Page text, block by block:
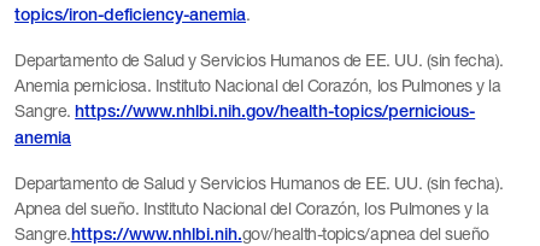
topics/iron-deficiency-anemia.
Departamento de Salud y Servicios Humanos de EE. UU. (sin fecha).
Anemia perniciosa. Instituto Nacional del Corazón, los Pulmones y la
Sangre.https://www.nhlbi.nih.gov/health-topics/pernicious-
anemia
Departamento de Salud y Servicios Humanos de EE. UU. (sin fecha).
Apnea del sueño. Instituto Nacional del Corazón, los Pulmones y la
Sangre. https://www.nhlbi.nih.gov/health-topics/apnea del sueño